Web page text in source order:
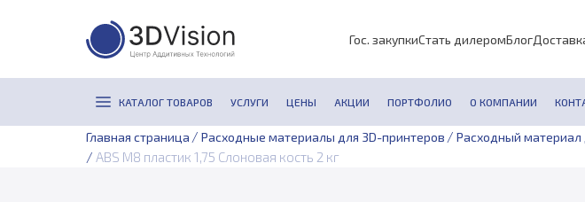
Гос. закупкиСтать дилеромБлог
КАТАЛОГ ТОВАРОВ УСЛУГИ ЦЕНЫ АКЦИИ ПОРТФОЛИО О КОМПАНИИ
Главная страница / Расходные материалы для 3D-принтеров / Расходный материал
/ ABS M8 пластик 1,75 Слоновая кость 2 кг